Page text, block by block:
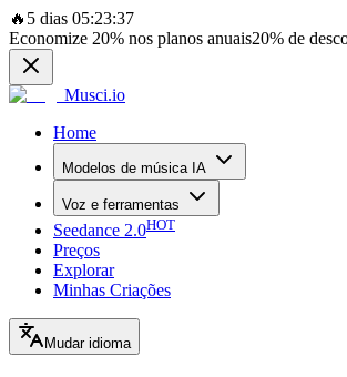
🔥 5 dias 05:23:37
Economize 20% nos planos anuais20% de
Musci.io
Home
Modelos de música IA
Voz e ferramentas
Seedance 2.0HOT
Preços
Explorar
Minhas Criações
Mudar idioma